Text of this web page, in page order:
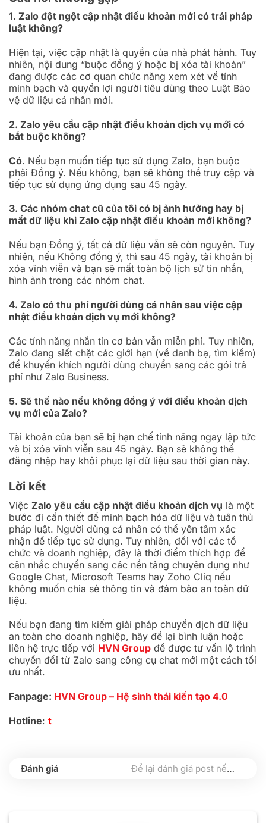
1. Zalo đột ngột cập nhật điều khoản mới có trái pháp
luật không?
Hiện tại, việc cập nhật là quyền của nhà phát hành. Tuy
nhiên, nội dung “buộc đồng ý hoặc bị xóa tài khoản”
đang được các cơ quan chức năng xem xét về tính
minh bạch và quyền lợi người tiêu dùng theo Luật Bảo
vệ dữ liệu cá nhân mới.
2. Zalo yêu cầu cập nhật điều khoản dịch vụ mới có
bắt buộc không?
Có. Nếu bạn muốn tiếp tục sử dụng Zalo, bạn buộc
phải Đồng ý. Nếu không, bạn sẽ không thể truy cập và
tiếp tục sử dụng ứng dụng sau 45 ngày.
3. Các nhóm chat cũ của tôi có bị ảnh hưởng hay bị
mất dữ liệu khi Zalo cập nhật điều khoản mới không?
Nếu bạn Đồng ý, tất cả dữ liệu vẫn sẽ còn nguyên. Tuy
nhiên, nếu Không đồng ý, thì sau 45 ngày, tài khoản bị
xóa vĩnh viễn và bạn sẽ mất toàn bộ lịch sử tin nhắn,
hình ảnh trong các nhóm chat.
4. Zalo có thu phí người dùng cá nhân sau việc cập
nhật điều khoản dịch vụ mới không?
Các tính năng nhắn tin cơ bản vẫn miễn phí. Tuy nhiên,
Zalo đang siết chặt các giới hạn (về danh bạ, tìm kiếm)
để khuyến khích người dùng chuyển sang các gói trả
phí như Zalo Business.
5. Sẽ thế nào nếu không đồng ý với điều khoản dịch
vụ mới của Zalo?
Tài khoản của bạn sẽ bị hạn chế tính năng ngay lập tức
và bị xóa vĩnh viễn sau 45 ngày. Bạn sẽ không thể
đăng nhập hay khôi phục lại dữ liệu sau thời gian này.
Lời kết
Việc Zalo yêu cầu cập nhật điều khoản dịch vụ là một
bước đi cần thiết để minh bạch hóa dữ liệu và tuân thủ
pháp luật. Người dùng cá nhân có thể yên tâm xác
nhận để tiếp tục sử dụng. Tuy nhiên, đối với các tổ
chức và doanh nghiệp, đây là thời điểm thích hợp để
cân nhắc chuyển sang các nền tảng chuyên dụng như
Google Chat, Microsoft Teams hay Zoho Cliq nếu
không muốn chia sẻ thông tin và đảm bảo an toàn dữ
liệu.
Nếu bạn đang tìm kiếm giải pháp chuyển dịch dữ liệu
an toàn cho doanh nghiệp, hãy để lại bình luận hoặc
liên hệ trực tiếp với HVN Group để được tư vấn lộ trình
chuyển đổi từ Zalo sang công cụ chat mới một cách tối
ưu nhất.
Fanpage: HVN Group – Hệ sinh thái kiến tạo 4.0
Hotline: t
Để lại đánh giá post nếu bạn thấy hữu ích nhé